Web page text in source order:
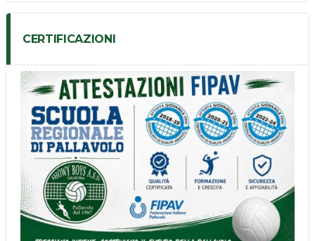
CERTIFICAZIONI